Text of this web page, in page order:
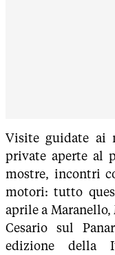
Visite guidate ai
private aperte al
mostre, incontri
motori: tutto
aprile a Maranello,
Cesario sul
edizione della